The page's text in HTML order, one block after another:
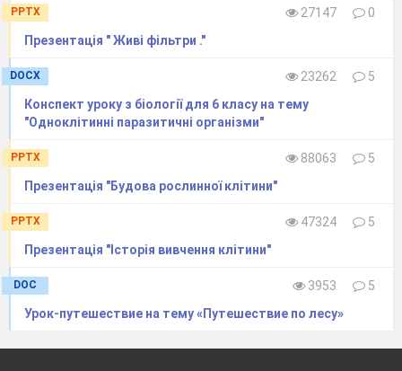
PPTX 27147
0
Презентація " Живі фільтри ."
DOCX 23262
5
Конспект уроку з біології для 6 класу на тему
"Одноклітинні паразитичні організми"
PPTX 88063
5
Презентація "Будова рослинної клітини"
PPTX 47324
5
Презентація "Історія вивчення клітини"
DOC 3953
5
Урок-путешествие на тему «Путешествие по лесу»